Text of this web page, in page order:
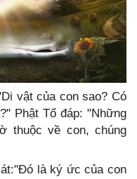
vật của con sao? Có
Phật Tổ đáp: "Những
thuộc về con, chúng
là ký ức của con